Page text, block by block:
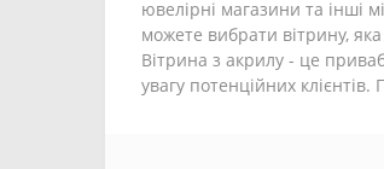
ювелірні магазини та інші
можете вибрати вітрину,
Вітрина з акрилу - це
увагу потенційних